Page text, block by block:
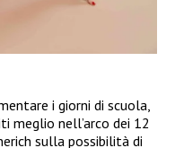
i giorni di scuola,
meglio nell’arco dei 12
sulla possibilità di